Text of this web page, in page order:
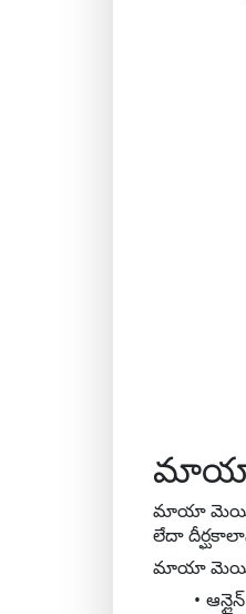
మాయా
మాయా మెయిల్
లేదా
మాయా మెయిల్